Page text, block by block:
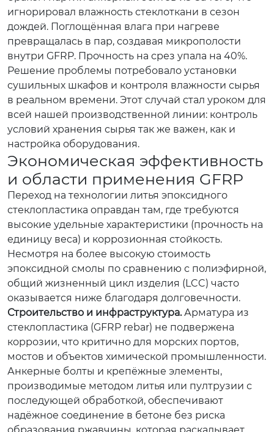
игнорировал влажность стеклоткани в сезон
дождей. Поглощённая влага при нагреве
превращалась в пар, создавая микрополости
внутри GFRP. Прочность на срез упала на 40%.
Решение проблемы потребовало установки
сушильных шкафов и контроля влажности сырья
в реальном времени. Этот случай стал уроком для
всей нашей производственной линии: контроль
условий хранения сырья так же важен, как и
настройка оборудования.
Экономическая эффективность
и области применения GFRP
Переход на технологии литья эпоксидного
стеклопластика оправдан там, где требуются
высокие удельные характеристики (прочность на
единицу веса) и коррозионная стойкость.
Несмотря на более высокую стоимость
эпоксидной смолы по сравнению с полиэфирной,
общий жизненный цикл изделия (LCC) часто
оказывается ниже благодаря долговечности.
Строительство и инфраструктура.Арматура из
стеклопластика (GFRP rebar) не подвержена
коррозии, что критично для морских портов,
мостов и объектов химической промышленности.
Анкерные болты и крепёжные элементы,
производимые методом литья или пултрузии с
последующей обработкой, обеспечивают
надёжное соединение в бетоне без риска